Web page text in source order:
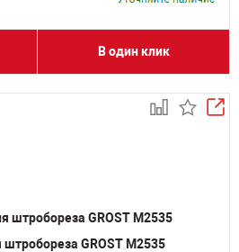
В один клик
GROST M2535